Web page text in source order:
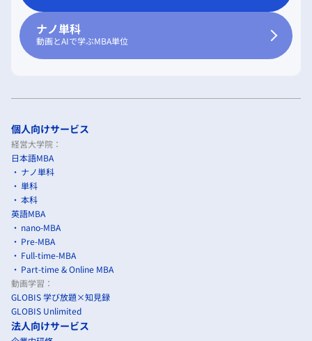
ナノ単科
動画とAIで学ぶMBA単位
個人向けサービス
経営大学院：
日本語MBA
ナノ単科
単科
本科
英語MBA
nano-MBA
Pre-MBA
Full-time-MBA
Part-time & Online MBA
動画学習：
GLOBIS 学び放題×知見録
GLOBIS Unlimited
法人向けサービス